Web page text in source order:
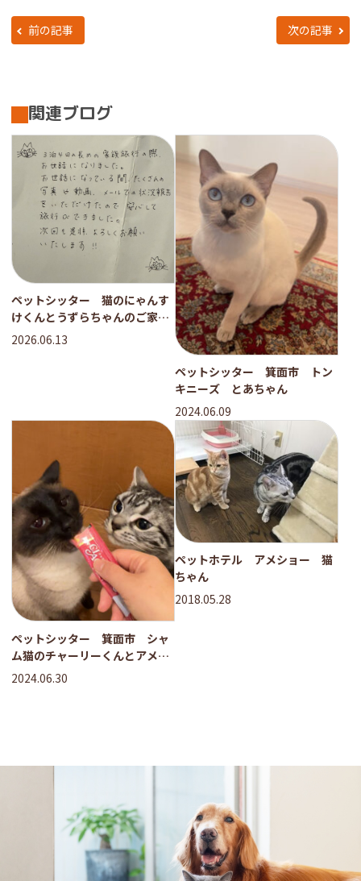
前の記事 次の記事
関連ブログ
ペットシッター 猫のにゃんす
けくんとうずらちゃんのご家族
様
2026.06.13
ペットシッター 箕面市 トン
キニーズ とあちゃん
2024.06.09
ペットシッター 箕面市 シャ
ム猫のチャーリーくんとアメリ
カンショートヘアのオースティ
2024.06.30
ペットホテル アメショー 猫
ちゃん
2018.05.28